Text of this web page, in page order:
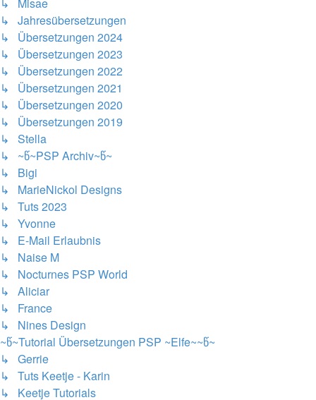
↳ Jahresübersetzungen
↳ Übersetzungen 2024
↳ Übersetzungen 2023
↳ Übersetzungen 2022
↳ Übersetzungen 2021
↳ Übersetzungen 2020
↳ Übersetzungen 2019
↳ Stella
↳ ~წ~PSP Archiv~წ~
↳ Bigi
↳ MarieNickol Designs
↳ Tuts 2023
↳ Yvonne
↳ E-Mail Erlaubnis
↳ Naise M
↳ Nocturnes PSP World
↳ Aliciar
↳ France
↳ Nines Design
~წ~Tutorial Übersetzungen PSP ~Elfe~~წ~
↳ Gerrie
↳ Tuts Keetje - Karin
↳ Keetje Tutorials